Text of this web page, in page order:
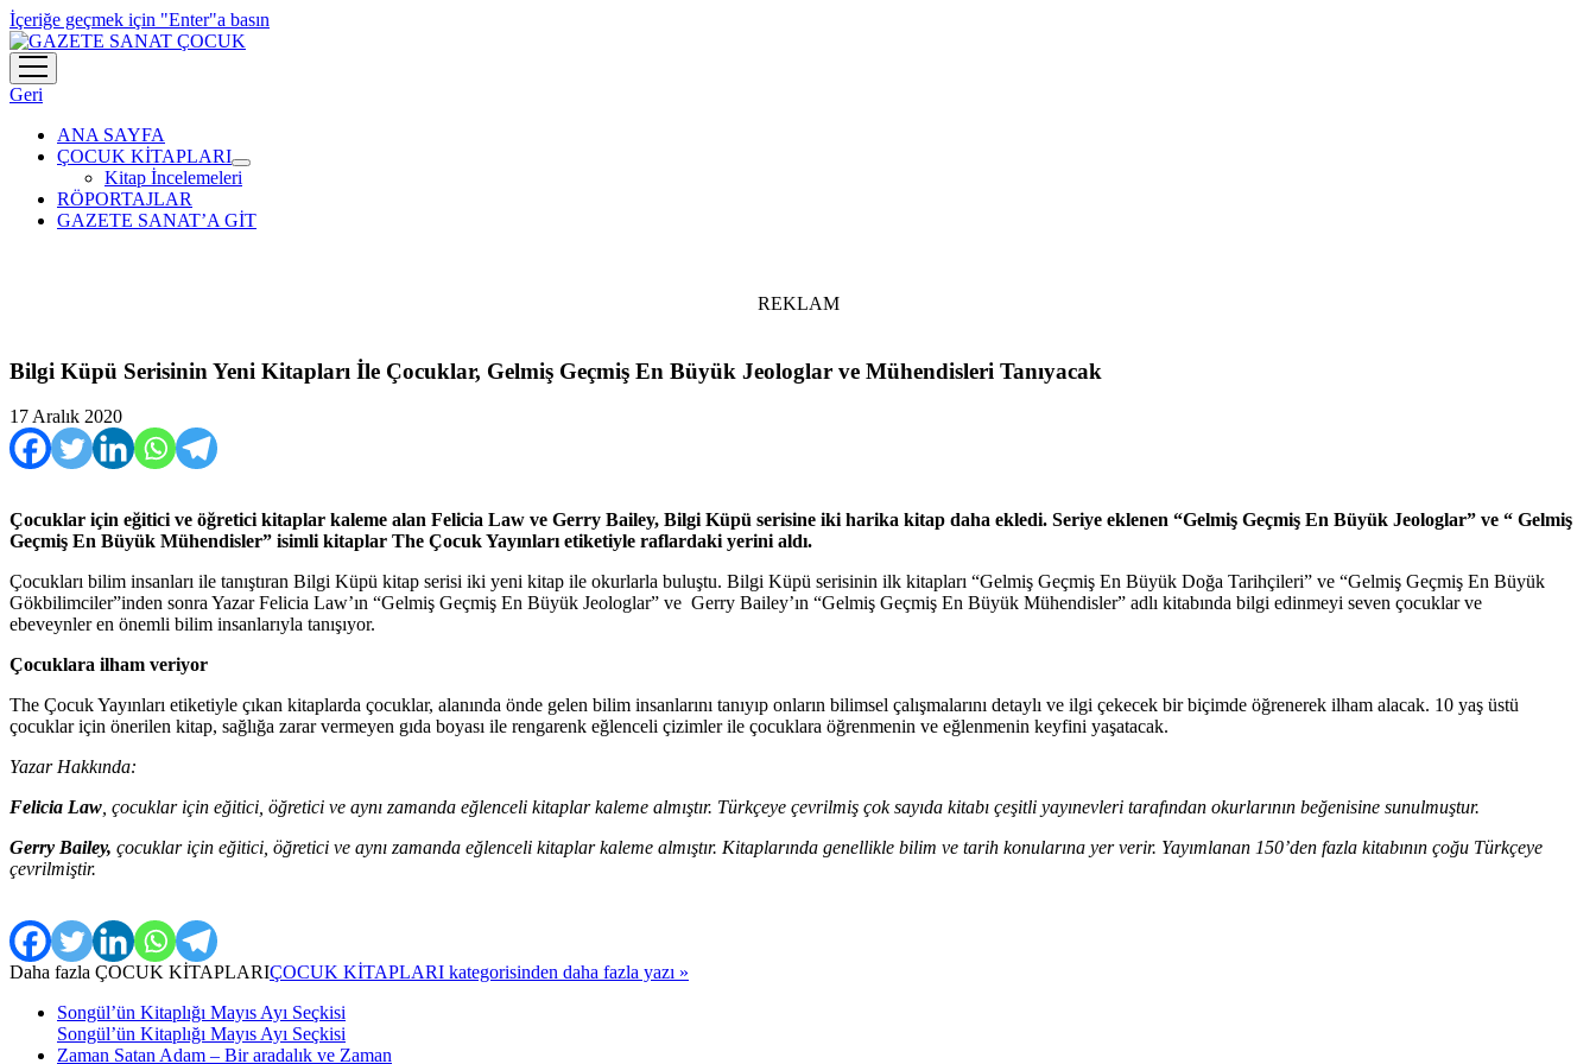
İçeriğe geçmek için "Enter"a basın
menüyü
aç
Geri
ANA SAYFA
ÇOCUK KİTAPLARI
menüyü
aç
Kitap İncelemeleri
RÖPORTAJLAR
GAZETE SANAT’A GİT
REKLAM
Bilgi Küpü Serisinin Yeni Kitapları İle Çocuklar, Gelmiş Geçmiş En Büyük Jeologlar ve Mühendisleri Tanıyacak
17 Aralık 2020
Çocuklar için eğitici ve öğretici kitaplar kaleme alan Felicia Law ve Gerry Bailey, Bilgi Küpü serisine iki harika kitap daha ekledi. Seriye eklenen “Gelmiş Geçmiş En Büyük Jeologlar” ve “ Gelmiş
Geçmiş En Büyük Mühendisler” isimli kitaplar The Çocuk Yayınları etiketiyle raflardaki yerini aldı.
Çocukları bilim insanları ile tanıştıran Bilgi Küpü kitap serisi iki yeni kitap ile okurlarla buluştu. Bilgi Küpü serisinin ilk kitapları “Gelmiş Geçmiş En Büyük Doğa Tarihçileri” ve “Gelmiş Geçmiş En Büyük
Gökbilimciler”inden sonra Yazar Felicia Law’ın “Gelmiş Geçmiş En Büyük Jeologlar” ve Gerry Bailey’ın “Gelmiş Geçmiş En Büyük Mühendisler” adlı kitabında bilgi edinmeyi seven çocuklar ve
ebeveynler en önemli bilim insanlarıyla tanışıyor.
Çocuklara ilham veriyor
The Çocuk Yayınları etiketiyle çıkan kitaplarda çocuklar, alanında önde gelen bilim insanlarını tanıyıp onların bilimsel çalışmalarını detaylı ve ilgi çekecek bir biçimde öğrenerek ilham alacak. 10 yaş üstü
çocuklar için önerilen kitap, sağlığa zarar vermeyen gıda boyası ile rengarenk eğlenceli çizimler ile çocuklara öğrenmenin ve eğlenmenin keyfini yaşatacak.
Yazar Hakkında:
Felicia Law, çocuklar için eğitici, öğretici ve aynı zamanda eğlenceli kitaplar kaleme almıştır. Türkçeye çevrilmiş çok sayıda kitabı çeşitli yayınevleri tarafından okurlarının beğenisine sunulmuştur.
Gerry Bailey, çocuklar için eğitici, öğretici ve aynı zamanda eğlenceli kitaplar kaleme almıştır. Kitaplarında genellikle bilim ve tarih konularına yer verir. Yayımlanan 150’den fazla kitabının çoğu Türkçeye
çevrilmiştir.
Daha fazla ÇOCUK KİTAPLARIÇOCUK KİTAPLARI kategorisinden daha fazla yazı »
Songül’ün Kitaplığı Mayıs Ayı Seçkisi
Songül’ün Kitaplığı Mayıs Ayı Seçkisi
Zaman Satan Adam – Bir aradalık ve Zaman